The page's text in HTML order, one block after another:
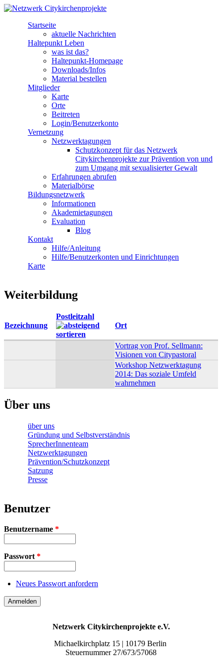
Direkt zum Inhalt
Netzwerk
Citykirchenprojekte
Startseite
aktuelle Nachrichten
Haltepunkt Leben
was ist das?
Haltepunkt-Homepage
Downloads/Infos
Material bestellen
Mitglieder
Karte
Orte
Beitreten
Login/Benutzerkonto
Vernetzung
Netzwerktagungen
Schutzkonzept für das Netzwerk
Citykirchenprojekte zur Prävention von und
zum Umgang mit sexualisierter Gewalt
Erfahrungen abrufen
Materialbörse
Bildungsnetzwerk
Informationen
Akademietagungen
Evaluation
Blog
Kontakt
Hilfe/Anleitung
Hilfe/Benutzerkonten und Einrichtungen
Karte
Weiterbildung
Bezeichnung
Postleitzahl
Ort
Vortrag von Prof. Sellmann:
Visionen von Citypastoral
Workshop Netzwerktagung
2014: Das soziale Umfeld
wahrnehmen
Über uns
über uns
Gründung und Selbstverständnis
SprecherInnenteam
Netzwerktagungen
Prävention/Schutzkonzept
Satzung
Presse
Benutzer
Benutzername *
Passwort*
Neues Passwort anfordern
Netzwerk Citykirchenprojekte e.V.
Michaelkirchplatz 15 | 10179 Berlin
Steuernummer 27/673/57068